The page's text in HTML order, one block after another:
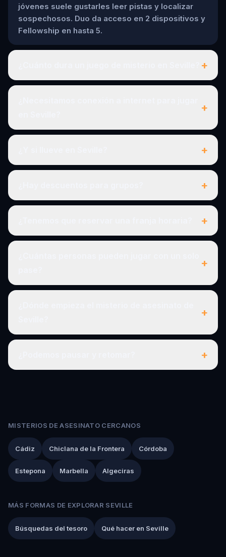
jóvenes suele gustarles leer pistas y localizar
sospechosos. Duo da acceso en 2 dispositivos y
Fellowship en hasta 5.
+
+
+
+
+
+
+
+
MISTERIOS DE ASESINATO CERCANOS
Cádiz Chiclana de la Frontera Córdoba
Estepona Marbella Algeciras
MÁS FORMAS DE EXPLORAR SEVILLE
Búsquedas del tesoro Qué hacer en Seville